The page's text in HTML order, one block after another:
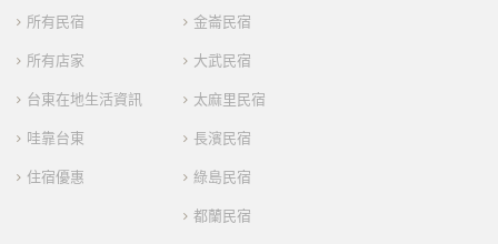
所有民宿
所有店家
台東在地生活資訊
哇靠台東
住宿優惠
金崙民宿
大武民宿
太麻里民宿
長濱民宿
綠島民宿
都蘭民宿